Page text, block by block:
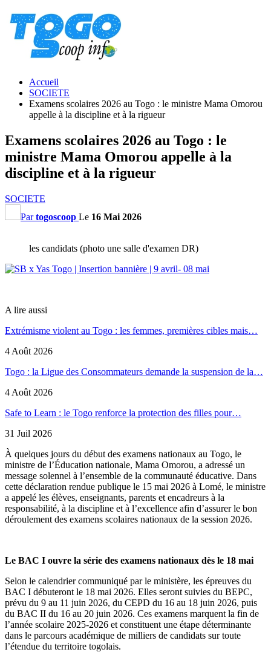
Accueil
SOCIETE
Examens scolaires 2026 au Togo : le ministre Mama Omorou
appelle à la discipline et à la rigueur
Examens scolaires 2026 au Togo : le
ministre Mama Omorou appelle à la
discipline et à la rigueur
SOCIETE
Partogoscoop Le 16 Mai 2026
les candidats (photo une salle d'examen DR)
A lire aussi
Extrémisme violent au Togo : les femmes, premières cibles mais…
4 Août 2026
Togo : la Ligue des Consommateurs demande la suspension de la…
4 Août 2026
Safe to Learn : le Togo renforce la protection des filles pour…
31 Juil 2026
À quelques jours du début des examens nationaux au Togo, le
ministre de l’Éducation nationale, Mama Omorou, a adressé un
message solennel à l’ensemble de la communauté éducative. Dans
cette déclaration rendue publique le 15 mai 2026 à Lomé, le ministre
a appelé les élèves, enseignants, parents et encadreurs à la
responsabilité, à la discipline et à l’excellence afin d’assurer le bon
déroulement des examens scolaires nationaux de la session 2026.
Le BAC I ouvre la série des examens nationaux dès le 18 mai
Selon le calendrier communiqué par le ministère, les épreuves du
BAC I débuteront le 18 mai 2026. Elles seront suivies du BEPC,
prévu du 9 au 11 juin 2026, du CEPD du 16 au 18 juin 2026, puis
du BAC II du 16 au 20 juin 2026. Ces examens marquent la fin de
l’année scolaire 2025-2026 et constituent une étape déterminante
dans le parcours académique de milliers de candidats sur toute
l’étendue du territoire togolais.